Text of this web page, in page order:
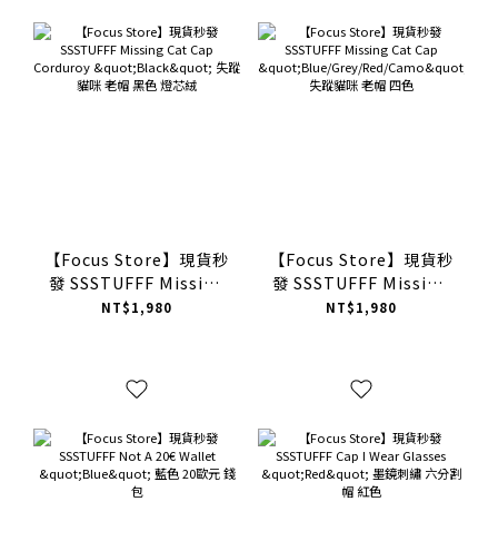
【Focus Store】現貨秒
發 SSSTUFFF Missing
Cat Cap Corduroy
NT$1,980
【Focus Store】現貨秒
發 SSSTUFFF Missing
Cat Cap
NT$1,980